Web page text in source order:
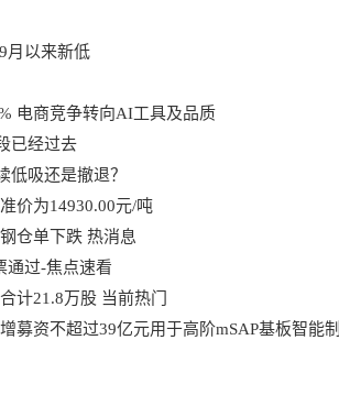
月以来新低
电商竞争转向AI工具及品质
已经过去
吸还是撤退？
价为14930.00元/吨
仓单下跌 热消息
通过-焦点速看
计21.8万股 当前热门
募资不超过39亿元用于高阶mSAP基板智能制